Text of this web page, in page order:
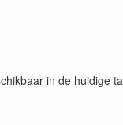
in de huidige